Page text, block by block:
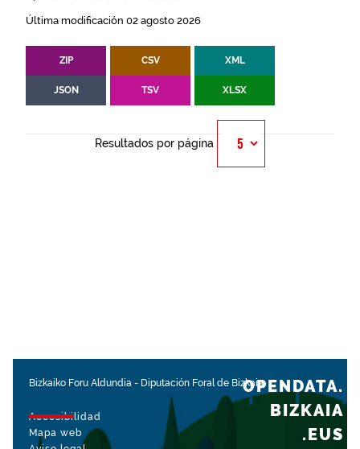
Última modificación 02 agosto 2026
ZIP CSV XML
JSON TSV XLSX
Resultados por página
Bizkaiko Foru Aldundia - Diputación Foral de Bizkaia
Accesibilidad
Mapa web
OPENDATA.
BIZKAIA
.EUS